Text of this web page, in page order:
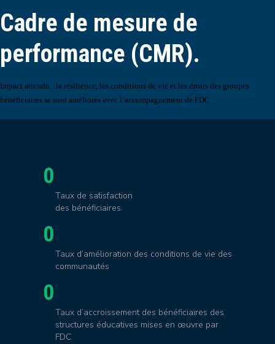
Cadre de mesure de
performance (CMR).
Impact attendu : la résilience, les conditions de vie et les droits des groupes
bénéficiaires se sont améliorés avec l’accompagnement de FDC
0
Taux de satisfaction
des bénéficiaires
0
Taux d’amélioration des conditions de vie des
communautés
0
Taux d’accroissement des bénéficiaires des
structures éducatives mises en œuvre par
FDC